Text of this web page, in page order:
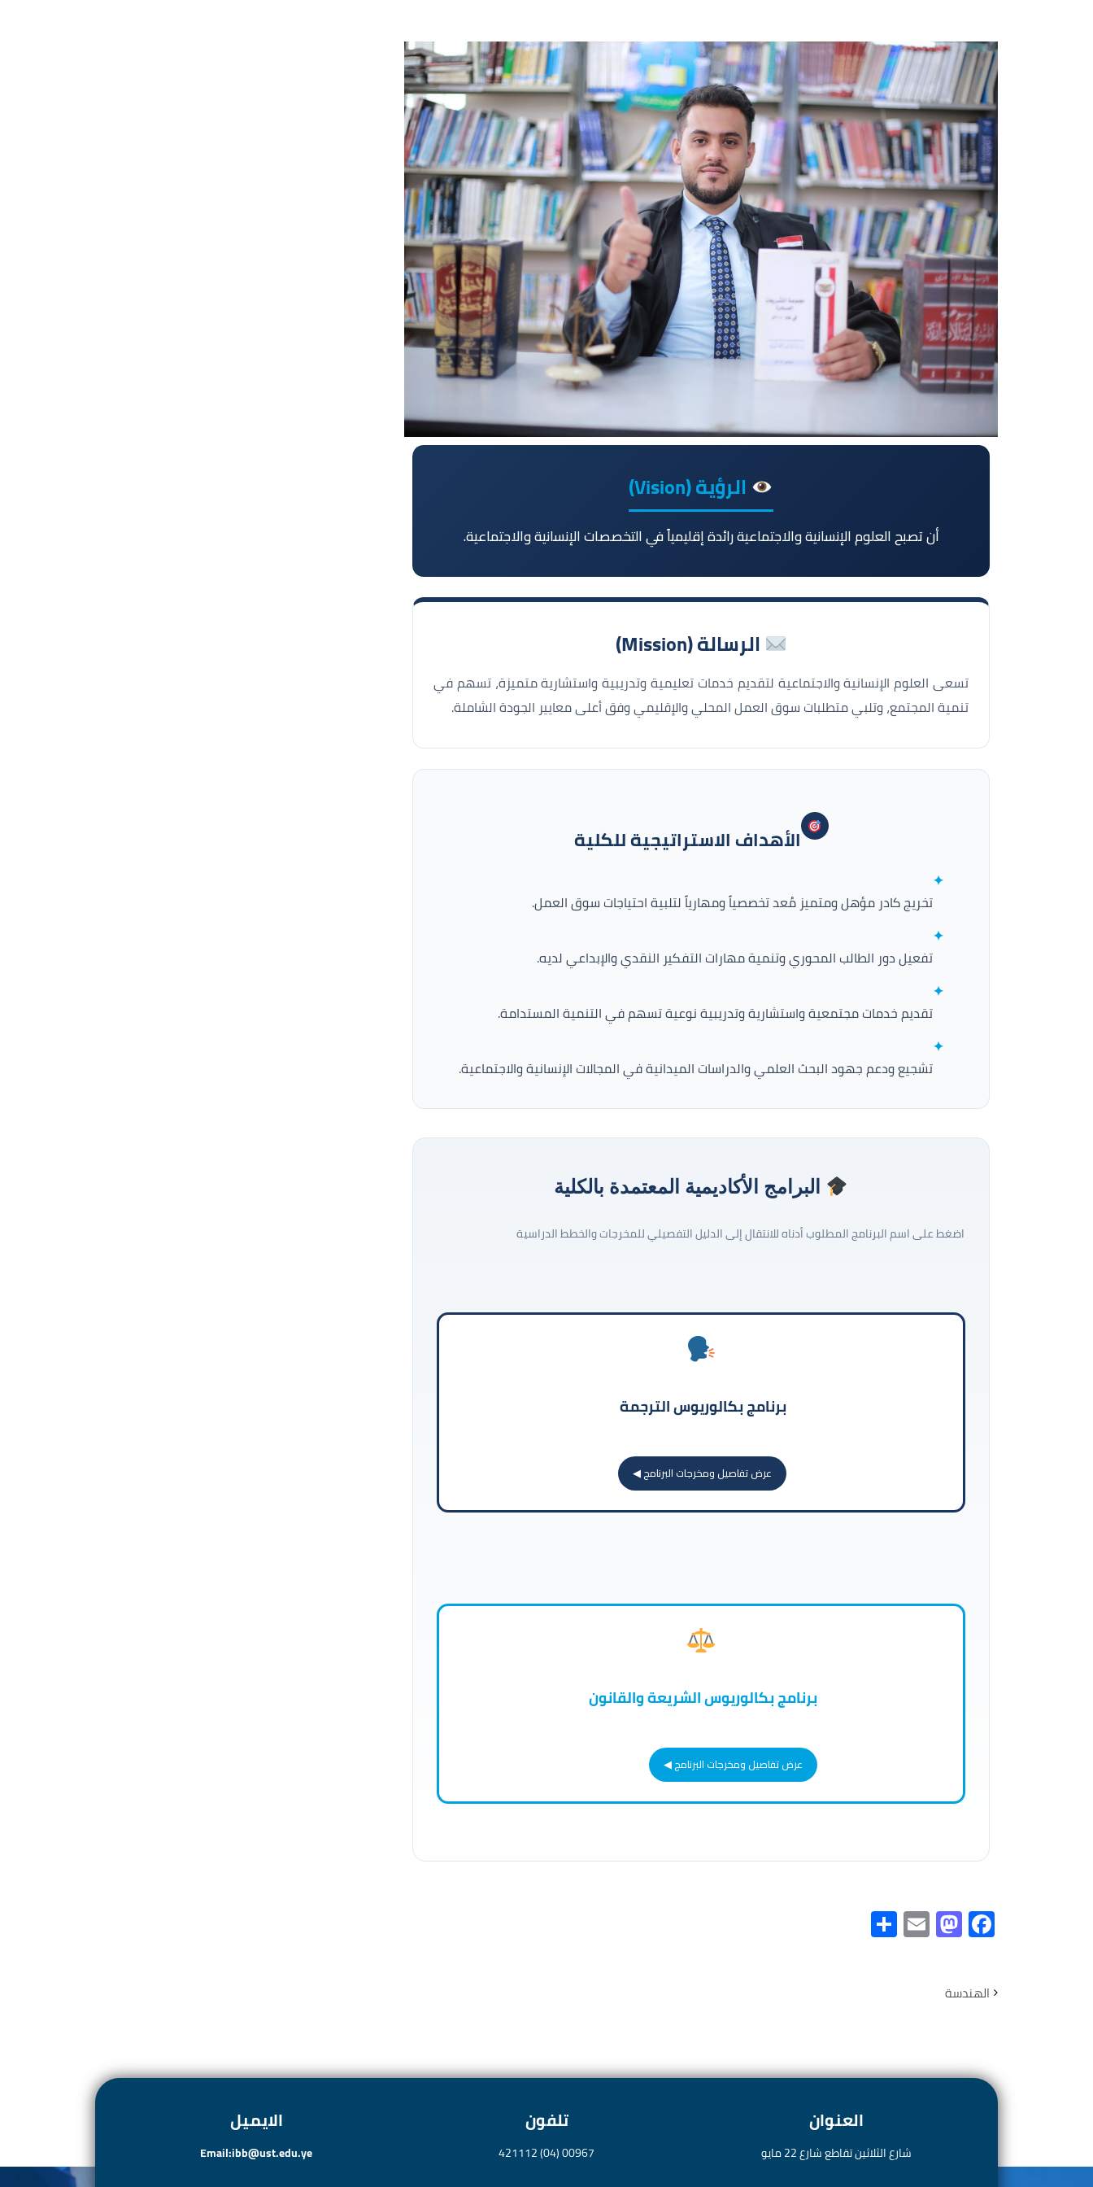
الرؤية (Vision)
أن تصبح العلوم الإنسانية والاجتماعية رائدة إقليمياً في التخصصات الإنسانية والاجتماعية.
الرسالة (Mission)
تسعى العلوم الإنسانية والاجتماعية لتقديم خدمات تعليمية وتدريبية واستشارية متميزة، تسهم في
تنمية المجتمع، وتلبي متطلبات سوق العمل المحلي والإقليمي وفق أعلى معايير الجودة الشاملة.
الأهداف الاستراتيجية للكلية
✦
تخريج كادر مؤهل ومتميز مُعد تخصصياً ومهارياً لتلبية احتياجات سوق العمل.
✦
تفعيل دور الطالب المحوري وتنمية مهارات التفكير النقدي والإبداعي لديه.
✦
تقديم خدمات مجتمعية واستشارية وتدريبية نوعية تسهم في التنمية المستدامة.
✦
تشجيع ودعم جهود البحث العلمي والدراسات الميدانية في المجالات الإنسانية والاجتماعية.
البرامج الأكاديمية المعتمدة بالكلية
اضغط على اسم البرنامج المطلوب أدناه للانتقال إلى الدليل التفصيلي للمخرجات والخطط الدراسية
برنامج بكالوريوس الترجمة
عرض تفاصيل ومخرجات البرنامج ◀
برنامج بكالوريوس الشريعة والقانون
عرض تفاصيل ومخرجات البرنامج ◀
Fa
ce
o
M
as
E
m
الهندسة
العنوان
شارع الثلاثين تقاطع شارع 22 مايو
تلفون
00967 (04) 421112
الايميل
Email:ibb@ust.edu.ye